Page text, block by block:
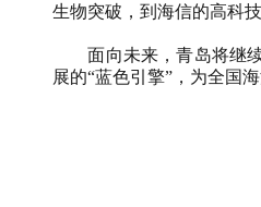
生物突破，到海信的高科
面向未来，青岛将继续
展的“蓝色引擎”，为全国